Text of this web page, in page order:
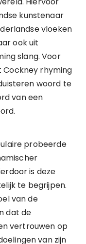
kunstenaar
vloeken
ook uit
slang. Voor
Cockney rhyming
woord te
van een
probeerde
is deze
te begrijpen.
van de
dat de
vertrouwen op
van zijn